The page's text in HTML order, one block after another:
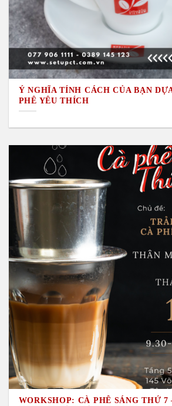
Ý NGHĨA TÍNH CÁCH CỦA BẠN
PHÊ YÊU THÍCH
WORKSHOP: CÀ PHÊ SÁNG THỨ